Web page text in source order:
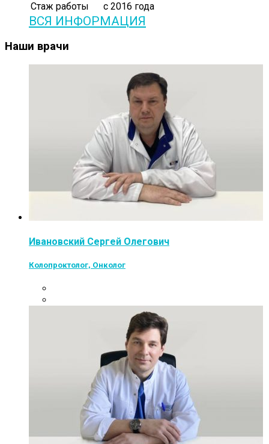
Стаж работы
с 2016 года
ВСЯ ИНФОРМАЦИЯ
Наши врачи
Ивановский Сергей Олегович
Колопроктолог, Онколог